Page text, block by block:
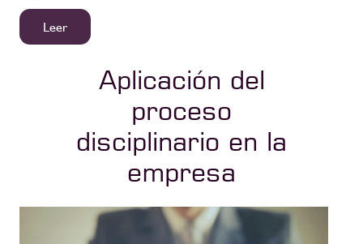
Leer
Aplicación del
proceso
disciplinario en la
empresa